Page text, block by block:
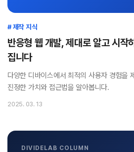
# 제작 지식
반응형 웹 개발, 제대로 알고 시작
집니다
다양한 디바이스에서 최적의 사용자 경험을
진정한 가치와 접근법을 알아봅니다.
2025. 03. 13
DIVIDELAB COLUMN